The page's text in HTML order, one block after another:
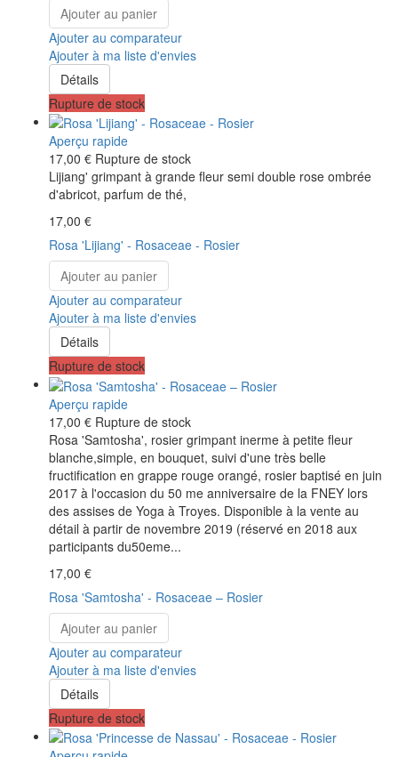
Ajouter au panier
Ajouter au comparateur
Ajouter à ma liste d'envies
Détails
Rupture de stock
Aperçu rapide
17,00 € Rupture de stock
Lijiang' grimpant à grande fleur semi double rose ombrée
d'abricot, parfum de thé,
17,00 €
Rosa 'Lijiang' - Rosaceae - Rosier
Ajouter au panier
Ajouter au comparateur
Ajouter à ma liste d'envies
Détails
Rupture de stock
Aperçu rapide
17,00 € Rupture de stock
Rosa 'Samtosha', rosier grimpant inerme à petite fleur
blanche,simple, en bouquet, suivi d'une très belle
fructification en grappe rouge orangé, rosier baptisé en juin
2017 à l'occasion du 50 me anniversaire de la FNEY lors
des assises de Yoga à Troyes. Disponible à la vente au
détail à partir de novembre 2019 (réservé en 2018 aux
participants du50eme...
17,00 €
Rosa 'Samtosha' - Rosaceae – Rosier
Ajouter au panier
Ajouter au comparateur
Ajouter à ma liste d'envies
Détails
Rupture de stock